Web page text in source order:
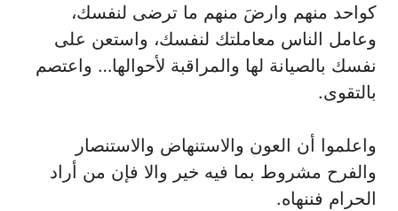
كواحد منهم وارضَ منهم ما ترضى لنفسك،
وعامل الناس معاملتك لنفسك، واستعن على
نفسك بالصيانة لها والمراقبة ﻷحوالها… واعتصم
بالتقوى.
واعلموا أن العون واﻻستنهاض واﻻستنصار
والفرح مشروط بما فيه خير واﻻ فإن من أراد
الحرام فننهاه.